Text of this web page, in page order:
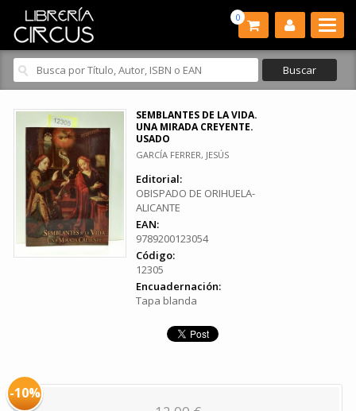
0
SEMBLANTES DE LA VIDA.
UNA MIRADA CREYENTE.
USADO
GARCÍA FERRER, JESÚS
Editorial:
OBISPADO DE ORIHUELA-
ALICANTE
EAN:
9789200123054
Código:
12305
Encuadernación:
Tapa blanda
-10%